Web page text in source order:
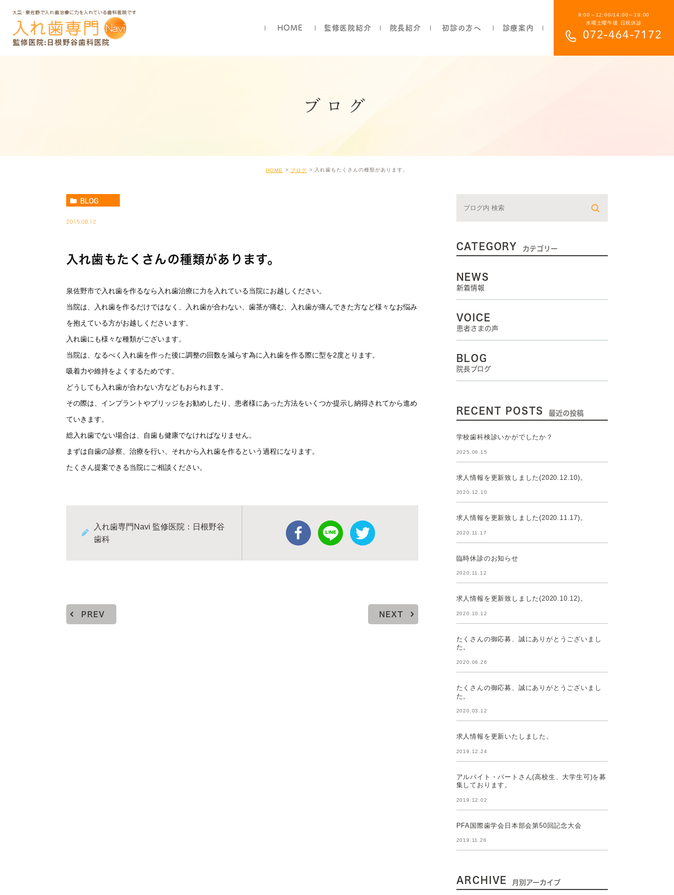
9:00～12:00/14:00～19:00
水曜土曜午後 日祝休診
072-464-7172
HOME 監修医院紹介 院長紹介 初診の方へ 診療案内
ブログ
HOME ブログ 入れ歯もたくさんの種類があります。
BLOG
2015.08.12
入れ歯もたくさんの種類があります。
泉佐野市で入れ歯を作るなら入れ歯治療に力を入れている当院にお越しください。
当院は、入れ歯を作るだけではなく、入れ歯が合わない、歯茎が痛む、入れ歯が痛んできた方など様々なお悩み
を抱えている方がお越しくださいます。
入れ歯にも様々な種類がございます。
当院は、なるべく入れ歯を作った後に調整の回数を減らす為に入れ歯を作る際に型を2度とります。
吸着力や維持をよくするためです。
どうしても入れ歯が合わない方などもおられます。
その際は、インプラントやブリッジをお勧めしたり、患者様にあった方法をいくつか提示し納得されてから進め
ていきます。
総入れ歯でない場合は、自歯も健康でなければなりません。
まずは自歯の診察、治療を行い、それから入れ歯を作るという過程になります。
たくさん提案できる当院にご相談ください。
入れ歯専門Navi 監修医院：日根野谷
歯科
PREV NEXT
CATEGORY カテゴリー
NEWS
新着情報
VOICE
患者さまの声
BLOG
院長ブログ
RECENT POSTS 最近の投稿
学校歯科検診いかがでしたか？
2025.06.15
求人情報を更新致しました(2020.12.10)。
2020.12.10
求人情報を更新致しました(2020.11.17)。
2020.11.17
臨時休診のお知らせ
2020.11.12
求人情報を更新致しました(2020.10.12)。
2020.10.12
たくさんの御応募、誠にありがとうございまし
た。
2020.06.26
たくさんの御応募、誠にありがとうございまし
た。
2020.03.12
求人情報を更新いたしました。
2019.12.24
アルバイト・パートさん(高校生、大学生可)を募
集しております。
2019.12.02
PFA国際歯学会日本部会第50回記念大会
2019.11.26
ARCHIVE 月別アーカイブ